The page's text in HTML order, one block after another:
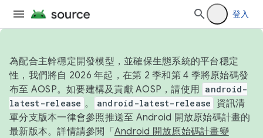
登入
為配合主幹穩定開發模型，並確保生態系統的平台穩定
性，我們將自 2026 年起，在第 2 季和第 4 季將原始碼發
布至 AOSP。如要建構及貢獻 AOSP，請使用 android-
latest-release 。 android-latest-release
資訊清
單分支版本一律會參照推送至 Android 開放原始碼計畫的
最新版本。詳情請參閱「 Android 開放原始碼計畫變